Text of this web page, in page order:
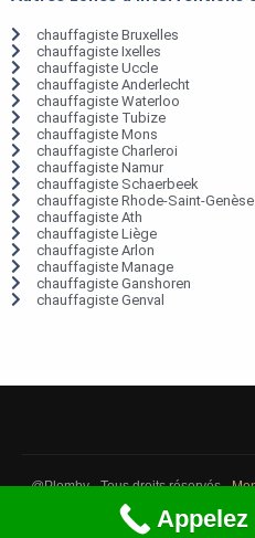
chauffagiste Bruxelles
chauffagiste Ixelles
chauffagiste Uccle
chauffagiste Anderlecht
chauffagiste Waterloo
chauffagiste Tubize
chauffagiste Mons
chauffagiste Charleroi
chauffagiste Namur
chauffagiste Schaerbeek
chauffagiste Rhode-Saint-Genèse
chauffagiste Ath
chauffagiste Liège
chauffagiste Arlon
chauffagiste Manage
chauffagiste Ganshoren
chauffagiste Genval
@Plomby - Tous droits réservés -
Débouchage Belgique